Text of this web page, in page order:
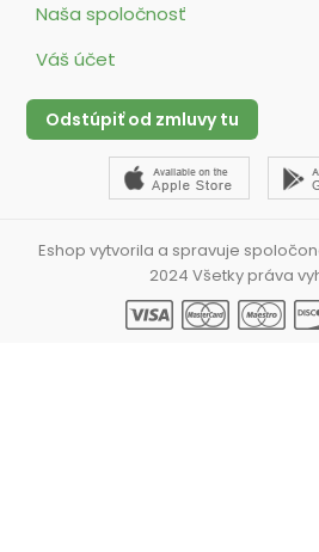
Naša spoločnosť
Váš účet
Odstúpiť od zmluvy tu
Eshop vytvorila a spravuje
2024 Všetky práva